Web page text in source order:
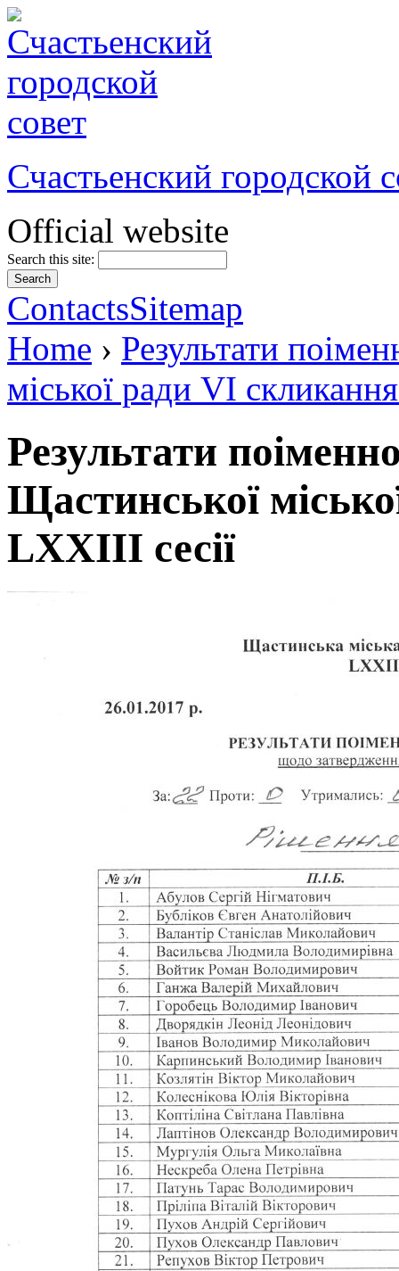
Счастьенский городской
Official website
Search this site:
ContactsSitemap
Home › Результати
міської ради VI
Результати
Щастинської
LXXIII сесії